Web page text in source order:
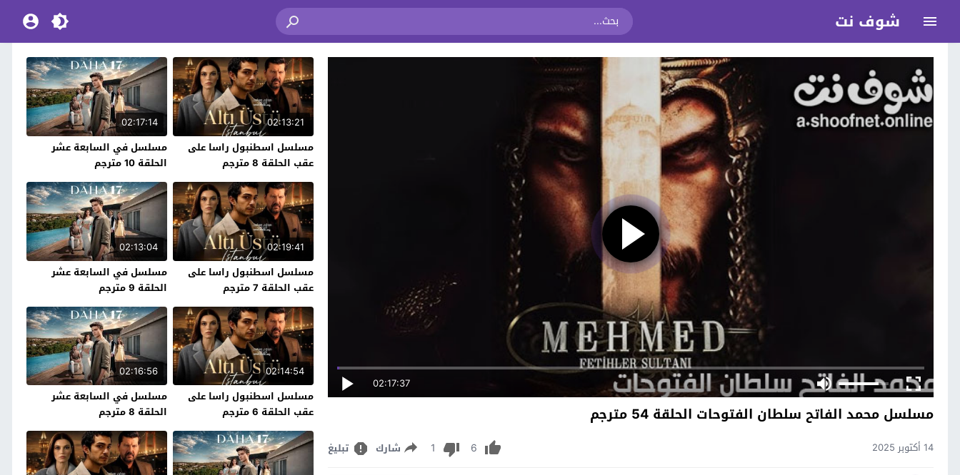
شوف نت
02:17:37
مسلسل محمد الفاتح سلطان الفتوحات الحلقة 54 مترجم
14 أكتوبر 2025 6
1 شارك تبليغ
02:13:21
مسلسل اسطنبول راسا على
عقب الحلقة 8 مترجم
02:17:14
مسلسل في السابعة عشر
الحلقة 10 مترجم
02:19:41
مسلسل اسطنبول راسا على
عقب الحلقة 7 مترجم
02:13:04
مسلسل في السابعة عشر
الحلقة 9 مترجم
02:14:54
مسلسل اسطنبول راسا على
عقب الحلقة 6 مترجم
02:16:56
مسلسل في السابعة عشر
الحلقة 8 مترجم